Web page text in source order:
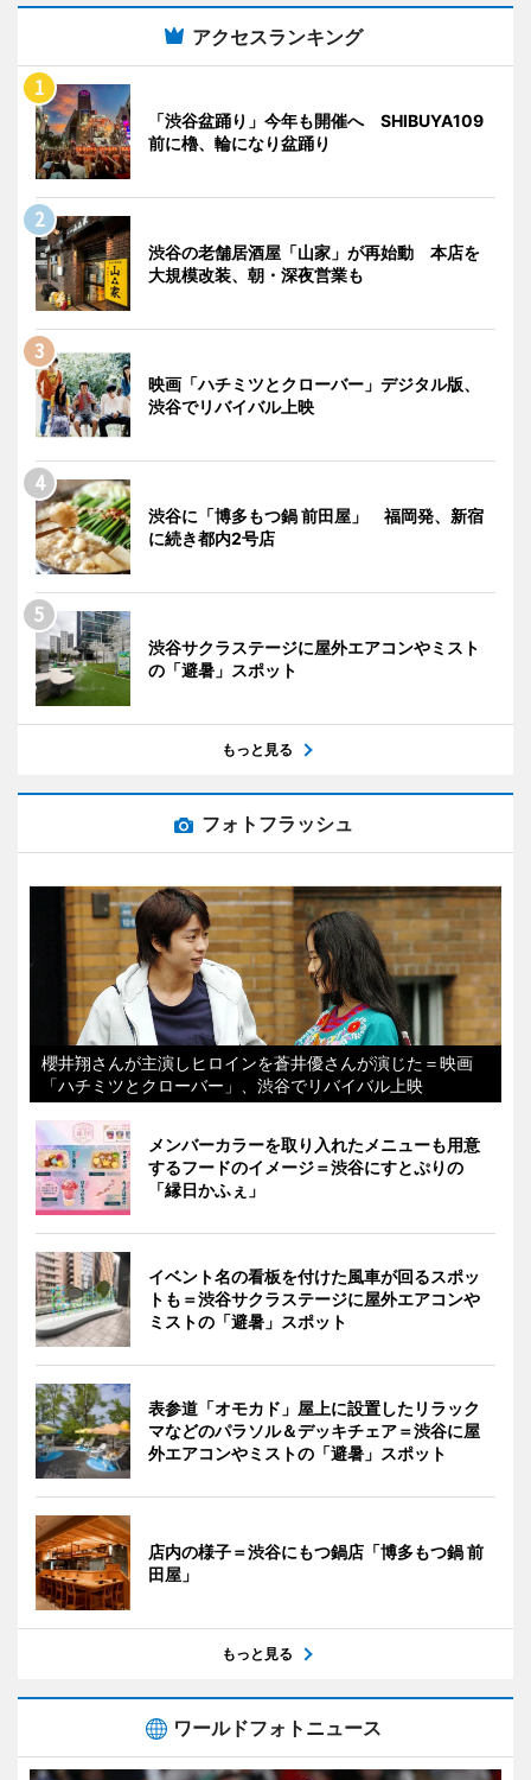
アクセスランキング
「渋谷盆踊り」今年も開催へ SHIBUYA109
前に櫓、輪になり盆踊り
渋谷の老舗居酒屋「山家」が再始動 本店を
大規模改装、朝・深夜営業も
映画「ハチミツとクローバー」デジタル版、
渋谷でリバイバル上映
渋谷に「博多もつ鍋 前田屋」 福岡発、新宿
に続き都内2号店
渋谷サクラステージに屋外エアコンやミスト
の「避暑」スポット
もっと見る
フォトフラッシュ
櫻井翔さんが主演しヒロインを蒼井優さんが演じた＝映画
「ハチミツとクローバー」、渋谷でリバイバル上映
メンバーカラーを取り入れたメニューも用意
するフードのイメージ＝渋谷にすとぷりの
「縁日かふぇ」
イベント名の看板を付けた風車が回るスポッ
トも＝渋谷サクラステージに屋外エアコンや
ミストの「避暑」スポット
表参道「オモカド」屋上に設置したリラック
マなどのパラソル＆デッキチェア＝渋谷に屋
外エアコンやミストの「避暑」スポット
店内の様子＝渋谷にもつ鍋店「博多もつ鍋 前
田屋」
もっと見る
ワールドフォトニュース